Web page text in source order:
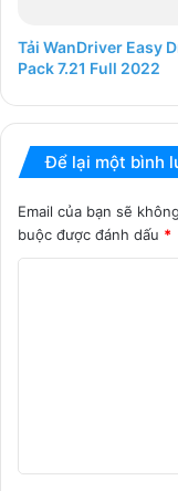
Tải WanDriver Easy
Pack 7.21 Full 2022
Để lại một bình
Email của bạn sẽ
buộc được đánh dấu *
ậ